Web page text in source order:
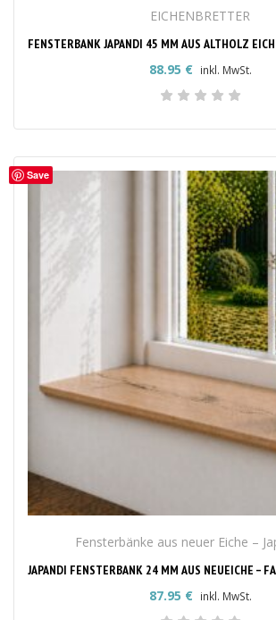
EICHENBRETTER
88.95 € inkl. MwSt.
Save
Fensterbänke aus neuer Eiche –
87.95 € inkl. MwSt.